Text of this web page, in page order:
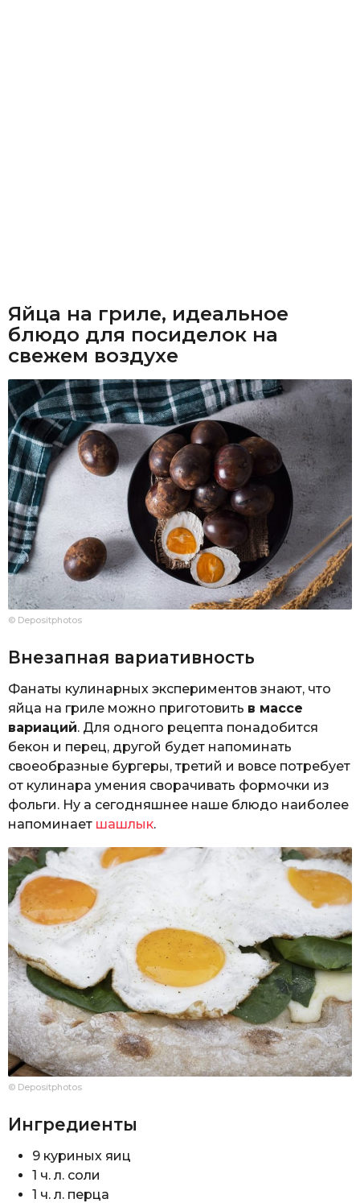
Яйца на гриле, идеальное
блюдо для посиделок на
свежем воздухе
© Depositphotos
Внезапная вариативность
Фанаты кулинарных экспериментов знают, что
яйца на гриле можно приготовить в массе
вариаций. Для одного рецепта понадобится
бекон и перец, другой будет напоминать
своеобразные бургеры, третий и вовсе потребует
от кулинара умения сворачивать формочки из
фольги. Ну а сегодняшнее наше блюдо наиболее
напоминает шашлык.
© Depositphotos
Ингредиенты
9 куриных яиц
1 ч. л. соли
1 ч. л. перца